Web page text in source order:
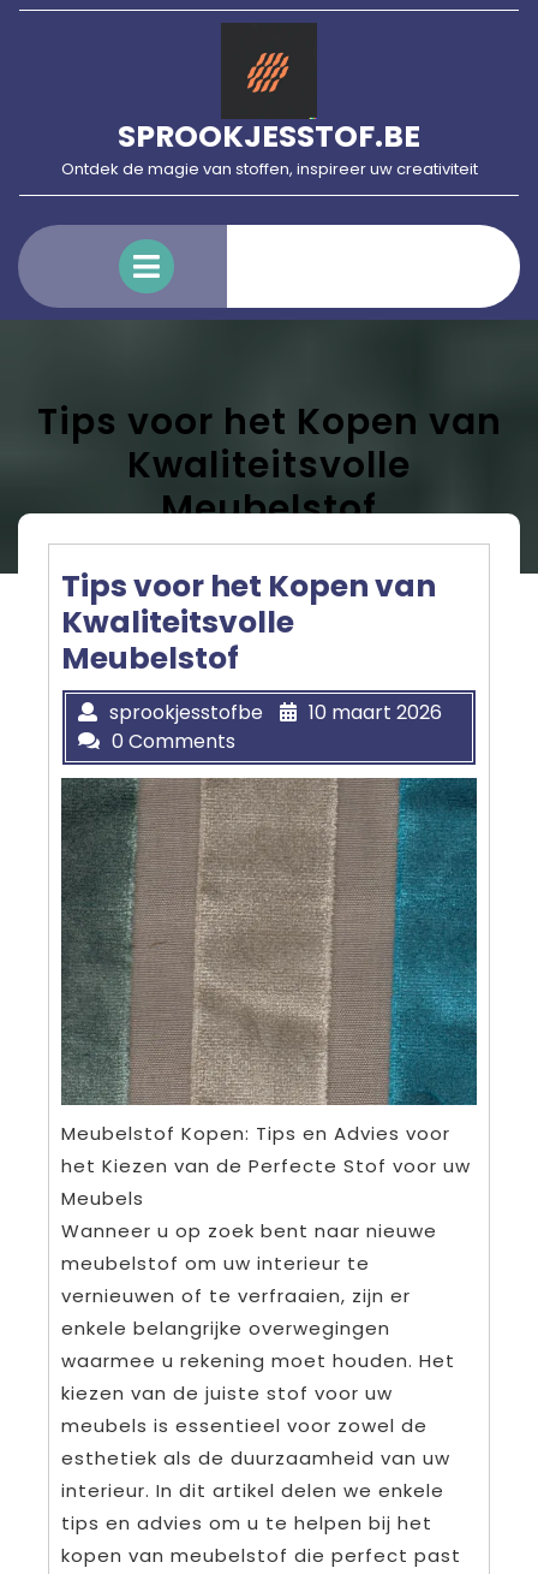
Skip
SPROOKJESSTOF.BE
Ontdek de magie van stoffen, inspireer uw creativiteit
Menu
Tips voor het Kopen van
Kwaliteitsvolle
Meubelstof
Tips voor het Kopen van
Kwaliteitsvolle
Meubelstof
sprookjesstofbe
10 maart 2026
0 Comments
Meubelstof Kopen: Tips en Advies voor
het Kiezen van de Perfecte Stof voor uw
Meubels
Wanneer u op zoek bent naar nieuwe
meubelstof om uw interieur te
vernieuwen of te verfraaien, zijn er
enkele belangrijke overwegingen
waarmee u rekening moet houden. Het
kiezen van de juiste stof voor uw
meubels is essentieel voor zowel de
esthetiek als de duurzaamheid van uw
interieur. In dit artikel delen we enkele
tips en advies om u te helpen bij het
kopen van meubelstof die perfect past